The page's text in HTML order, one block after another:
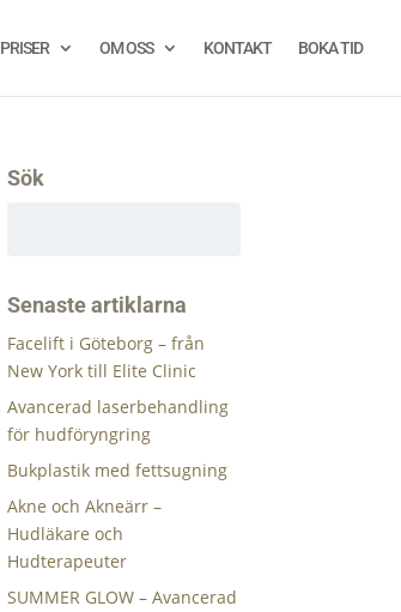
PRISER OM OSS KONTAKT BOKA TID
Sök
Senaste artiklarna
Facelift i Göteborg – från
New York till Elite Clinic
Avancerad laserbehandling
för hudföryngring
Bukplastik med fettsugning
Akne och Akneärr –
Hudläkare och
Hudterapeuter
SUMMER GLOW – Avancerad